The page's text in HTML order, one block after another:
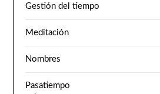
Gestión del tiempo
Meditación
Nombres
Pasatiempo